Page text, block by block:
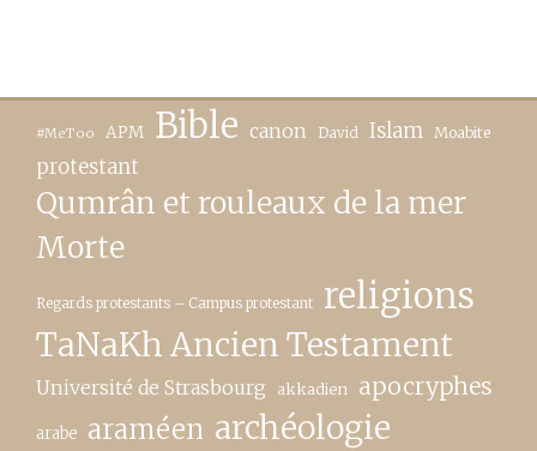
#MeToo APM Bible canon David Islam Moabite
protestant
Qumrân et rouleaux de la mer
Morte
Regards protestants – Campus protestant religions
TaNaKh Ancien Testament
Université de Strasbourg akkadien apocryphes
arabe araméen archéologie